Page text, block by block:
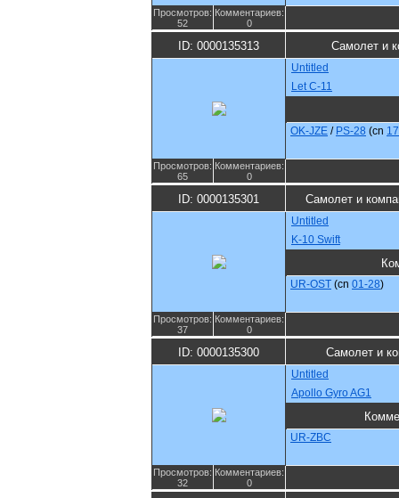
Просмотров:
52
Комментариев:
0
ID: 0000135313 Самолет и
Untitled
Let C-11
OK-JZE / PS-28 (cn
Просмотров:
65
Комментариев:
0
ID: 0000135301 Самолет и
Untitled
K-10 Swift
UR-OST (cn 01-28)
Просмотров:
37
Комментариев:
0
ID: 0000135300 Самолет и
Untitled
Apollo Gyro AG1
UR-ZBC
Просмотров:
32
Комментариев:
0